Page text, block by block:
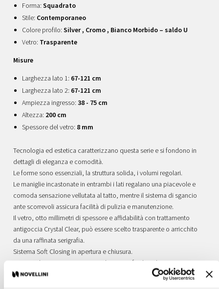
Forma: Squadrato
Stile: Contemporaneo
Colore profilo: Silver , Cromo , Bianco Morbido – saldo U
Vetro: Trasparente
Misure
Larghezza lato 1: 67-121 cm
Larghezza lato 2: 67-121 cm
Ampiezza ingresso: 38 - 75 cm
Altezza: 200 cm
Spessore del vetro: 8 mm
Tecnologia ed estetica caratterizzano questa serie e si fondono in
dettagli di eleganza e comodità.
Le forme sono essenziali, la struttura solida, i volumi regolari.
Le maniglie incastonate in entrambi i lati regalano una piacevole e
comoda sensazione vellutata al tatto, mentre il sistema di sgancio
ante scorrevoli assicura facilità di pulizia e manutenzione.
Il vetro, otto millimetri di spessore e affidabilità con trattamento
antigoccia Crystal Clear, può essere scelto trasparente o arricchito
da una raffinata serigrafia.
Sistema Soft Closing in apertura e chiusura.
Sistema di sgancio ante scorrevoli per una facile pulizia.
Piastra scorrevole utilizzata per la protezione del binario superiore